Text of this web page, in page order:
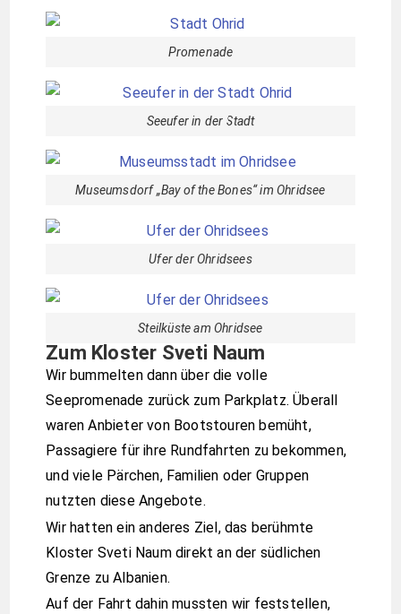
Promenade
Seeufer in der Stadt
Museumsdorf „Bay of the Bones“ im Ohridsee
Ufer der Ohridsees
Steilküste am Ohridsee
Zum Kloster Sveti Naum
Wir bummelten dann über die volle
Seepromenade zurück zum Parkplatz. Überall
waren Anbieter von Bootstouren bemüht,
Passagiere für ihre Rundfahrten zu bekommen,
und viele Pärchen, Familien oder Gruppen
nutzten diese Angebote.
Wir hatten ein anderes Ziel, das berühmte
Kloster Sveti Naum direkt an der südlichen
Grenze zu Albanien.
Auf der Fahrt dahin mussten wir feststellen,